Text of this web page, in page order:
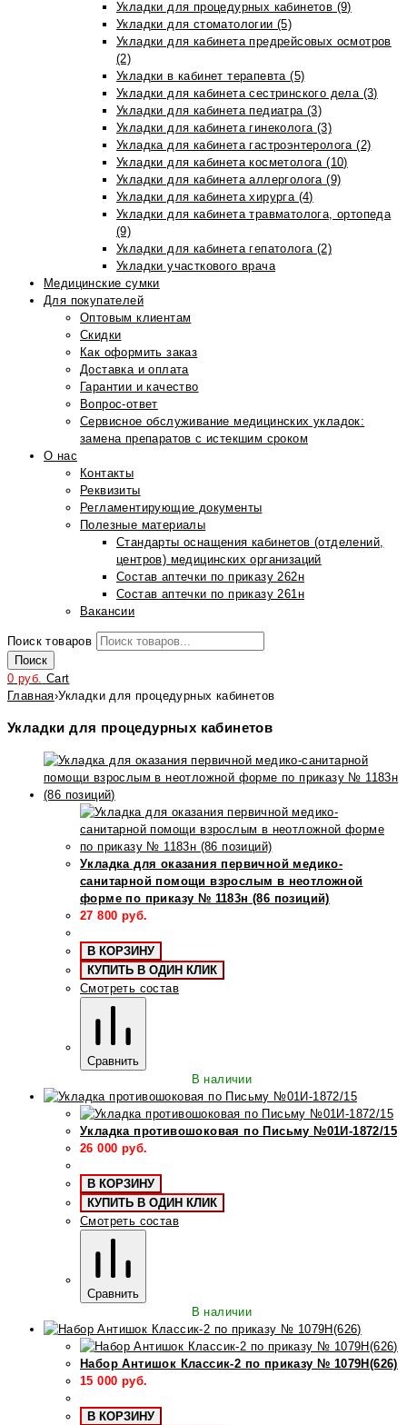
Укладки для процедурных кабинетов (9)
Укладки для стоматологии (5)
Укладки для кабинета предрейсовых осмотров
(2)
Укладки в кабинет терапевта (5)
Укладки для кабинета сестринского дела (3)
Укладки для кабинета педиатра (3)
Укладки для кабинета гинеколога (3)
Укладка для кабинета гастроэнтеролога (2)
Укладки для кабинета косметолога (10)
Укладки для кабинета аллерголога (9)
Укладки для кабинета хирурга (4)
Укладки для кабинета травматолога, ортопеда
(9)
Укладки для кабинета гепатолога (2)
Укладки участкового врача
Медицинские сумки
Для покупателей
Оптовым клиентам
Скидки
Как оформить заказ
Доставка и оплата
Гарантии и качество
Вопрос-ответ
Сервисное обслуживание медицинских укладок:
замена препаратов с истекшим сроком
О нас
Контакты
Реквизиты
Регламентирующие документы
Полезные материалы
Стандарты оснащения кабинетов (отделений,
центров) медицинских организаций
Состав аптечки по приказу 262н
Состав аптечки по приказу 261н
Вакансии
Поиск товаров
Поиск
0 руб. Cart
Главная›Укладки для процедурных кабинетов
Укладки для процедурных кабинетов
Укладка для оказания первичной медико-
санитарной помощи взрослым в неотложной
форме по приказу № 1183н (86 позиций)
27 800 руб.
В КОРЗИНУ
КУПИТЬ В ОДИН КЛИК
Смотреть состав
Сравнить
В наличии
Укладка противошоковая по Письму №01И-1872/15
26 000 руб.
В КОРЗИНУ
КУПИТЬ В ОДИН КЛИК
Смотреть состав
Сравнить
В наличии
Набор Антишок Классик-2 по приказу № 1079Н(626)
15 000 руб.
В КОРЗИНУ